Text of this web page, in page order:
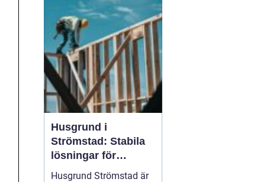
just eftersom motorerna
är driftsäkra och
anpassade för nordiska
förhållanden. Men ...
Husgrund i
Strömstad: Stabila
lösningar för
boende vid kusten
Husgrund Strömstad är